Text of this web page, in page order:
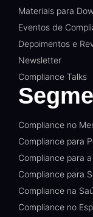
Materiais para
Eventos de
Depoimentos e
Newsletter
Compliance Talks
Compliance no
Compliance para
Compliance para
Compliance para
Compliance na
Compliance no